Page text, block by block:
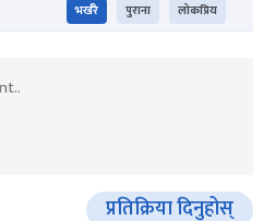
भर्खरै पुराना लोकप्रिय
प्रतिक्रिया दिनुहोस्